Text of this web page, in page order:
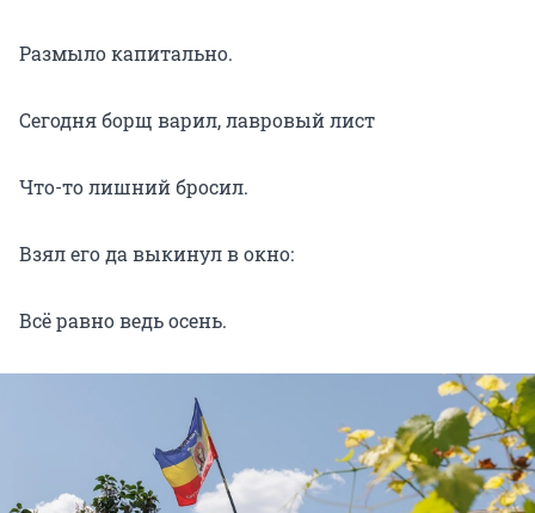
Размыло капитально.
Сегодня борщ варил, лавровый лист
Что-то лишний бросил.
Взял его да выкинул в окно:
Всё равно ведь осень.